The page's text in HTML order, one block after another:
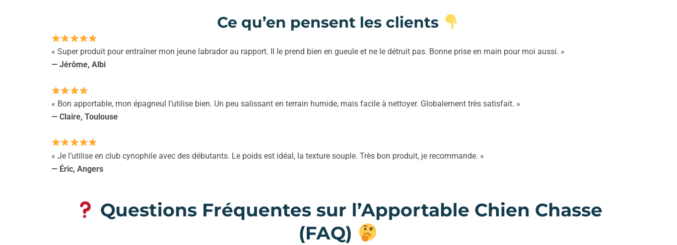
Ce qu’en pensent les clients
« Super produit pour entraîner mon jeune labrador au rapport. Il le prend bien en gueule et ne le détruit pas. Bonne prise en main pour moi aussi. »
— Jérôme, Albi
« Bon apportable, mon épagneul l’utilise bien. Un peu salissant en terrain humide, mais facile à nettoyer. Globalement très satisfait. »
— Claire, Toulouse
« Je l’utilise en club cynophile avec des débutants. Le poids est idéal, la texture souple. Très bon produit, je recommande. »
— Éric, Angers
Questions Fréquentes sur l’Apportable Chien Chasse
(FAQ)